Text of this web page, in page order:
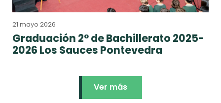
21 mayo 2026
Graduación 2º de Bachillerato 2025-
2026 Los Sauces Pontevedra
Ver más